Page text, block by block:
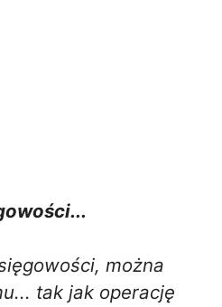
można
tak jak operację